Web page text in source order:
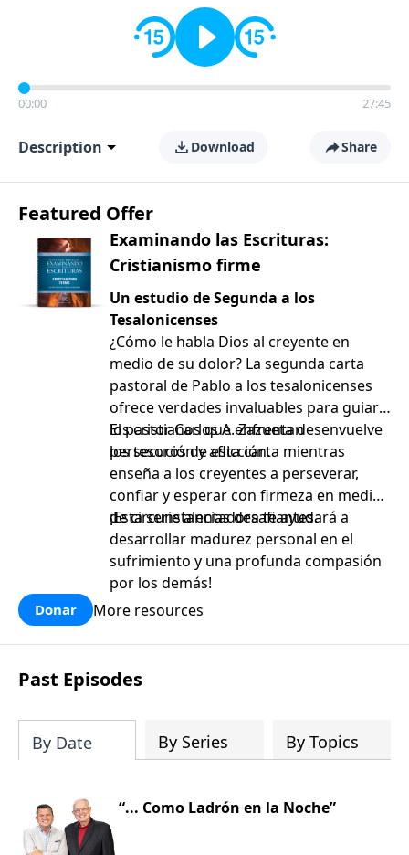
00:00 27:45
Description Download Share
Featured Offer
Examinando las Escrituras:
Cristianismo firme
Un estudio de Segunda a los
Tesalonicenses
¿Cómo le habla Dios al creyente en
medio de su dolor? La segunda carta
pastoral de Pablo a los tesalonicenses
ofrece verdades invaluables para guiar a
los cristianos que enfrentan
persecución y aflicción.
El pastor Carlos A. Zazueta desenvuelve
los tesoros de esta carta mientras
enseña a los creyentes a perseverar,
confiar y esperar con firmeza en medio
de circunstancias desafiantes.
¡Esta serie alentadora te ayudará a
desarrollar madurez personal en el
sufrimiento y una profunda compasión
por los demás!
Donar More resources
Past Episodes
By Date By Series By Topics
“... Como Ladrón en la Noche”